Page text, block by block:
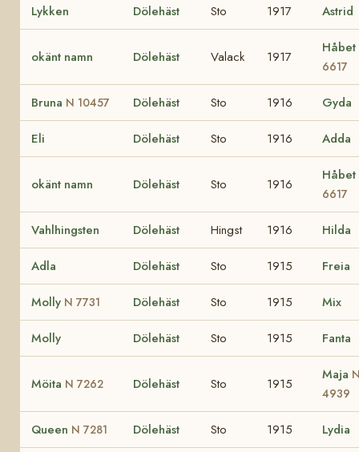
Lykken Dölehäst Sto 1917 Astrid
okänt namn Dölehäst Valack 1917
Håbet
6617
Bruna N 10457 Dölehäst Sto 1916 Gyda
Eli Dölehäst Sto 1916 Adda
okänt namn Dölehäst Sto 1916
Håbet
6617
Vahlhingsten Dölehäst Hingst 1916 Hilda
Adla Dölehäst Sto 1915 Freia
Molly N 7731 Dölehäst Sto 1915 Mix
Molly Dölehäst Sto 1915 Fanta
Möita N 7262 Dölehäst Sto 1915
Maja
4939
Queen N 7281 Dölehäst Sto 1915 Lydia